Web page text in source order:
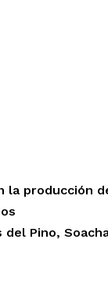
la producción
del Pino,